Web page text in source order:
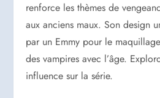
renforce les thèmes de
aux anciens maux. Son design
par un Emmy pour le
des vampires avec l’âge.
influence sur la série.